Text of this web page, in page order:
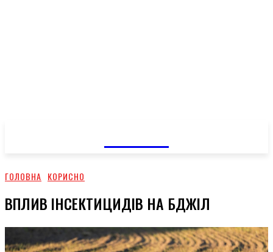
ГОЛОВНА КОРИСНО
ВПЛИВ ІНСЕКТИЦИДІВ НА БДЖІЛ